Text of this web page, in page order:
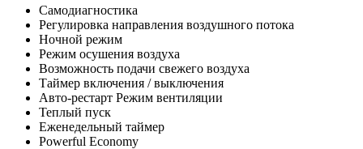
Самодиагностика
Регулировка направления воздушного потока
Ночной режим
Режим осушения воздуха
Возможность подачи свежего воздуха
Таймер включения / выключения
Авто-рестарт Режим вентиляции
Теплый пуск
Еженедельный таймер
Powerful Economy